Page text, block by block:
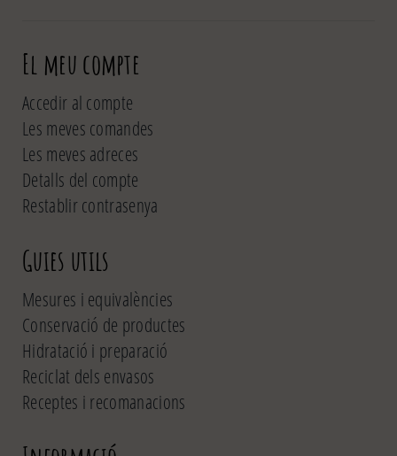
El meu compte
Accedir al compte
Les meves comandes
Les meves adreces
Detalls del compte
Restablir contrasenya
Guies utils
Mesures i equivalències
Conservació de productes
Hidratació i preparació
Reciclat dels envasos
Receptes i recomanacions